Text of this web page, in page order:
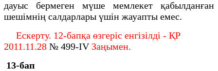
дауыс бермеген мүше мемлекет қабылданған
шешімнің салдарлары үшін жауапты емес.
Ескерту. 12-бапқа өзгеріс енгізілді - ҚР
2011.11.28 № 499-IVЗаңымен.
13-бап